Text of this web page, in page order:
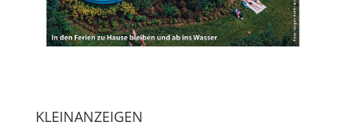
KLEINANZEIGEN